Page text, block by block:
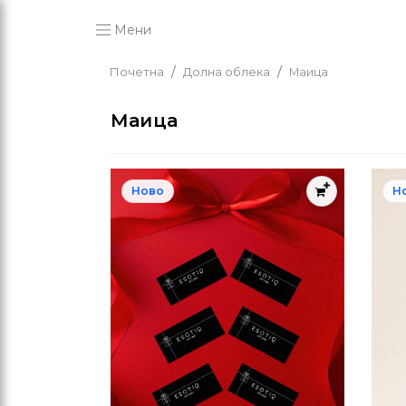
Мени
Почетна Долна облека Маица
Маица
Ново